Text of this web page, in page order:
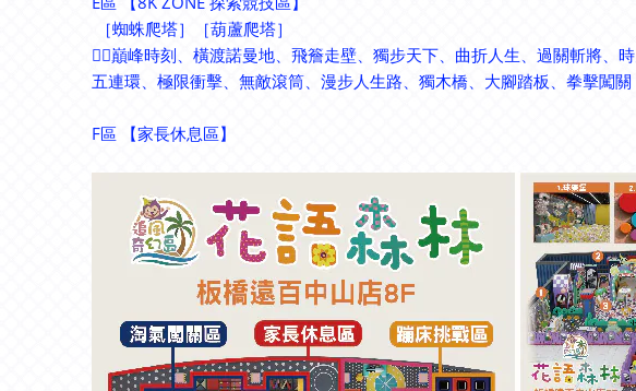
［蜘蛛爬塔］［葫蘆爬塔］
🧗‍♂巔峰時刻、橫渡諾曼地、飛簷走壁、獨步天下、曲折人生、過關斬將、
五連環、極限衝擊、無敵滾筒、漫步人生路、獨木橋、大腳踏板、拳擊闖關
F區 【家長休息區】